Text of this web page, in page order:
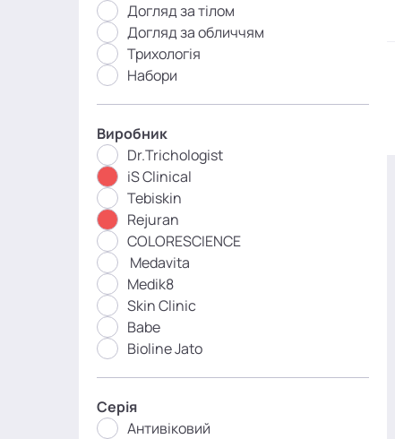
Догляд за тілом
Догляд за обличчям
Трихологія
Набори
Виробник
Dr.Trichologist
iS Clinical
Tebiskin
Rejuran
COLORESCIENCE
Medavita
Medik8
Skin Clinic
Babe
Bioline Jato
Серія
Антивіковий